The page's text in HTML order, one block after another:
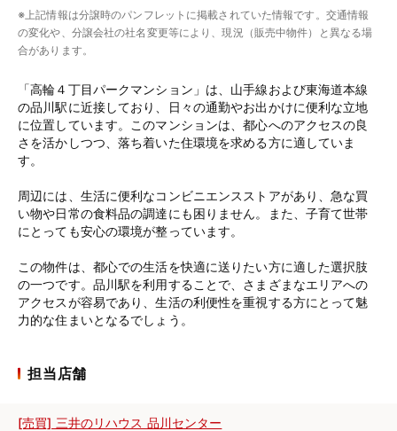
※上記情報は分譲時のパンフレットに掲載されていた情報です。交通情報
の変化や、分譲会社の社名変更等により、現況（販売中物件）と異なる場
合があります。
「高輪４丁目パークマンション」は、山手線および東海道本線
の品川駅に近接しており、日々の通勤やお出かけに便利な立地
に位置しています。このマンションは、都心へのアクセスの良
さを活かしつつ、落ち着いた住環境を求める方に適していま
す。
周辺には、生活に便利なコンビニエンスストアがあり、急な買
い物や日常の食料品の調達にも困りません。また、子育て世帯
にとっても安心の環境が整っています。
この物件は、都心での生活を快適に送りたい方に適した選択肢
の一つです。品川駅を利用することで、さまざまなエリアへの
アクセスが容易であり、生活の利便性を重視する方にとって魅
力的な住まいとなるでしょう。
担当店舗
[売買] 三井のリハウス 品川センター